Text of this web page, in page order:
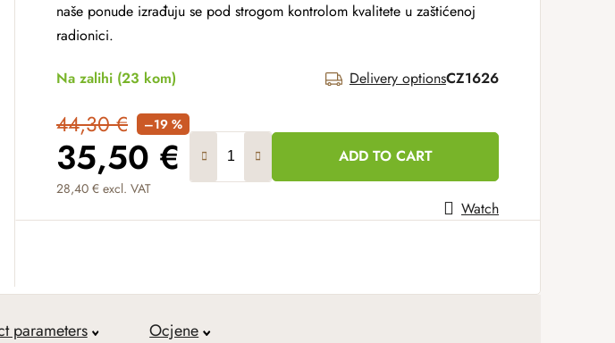
naše ponude izrađuju se pod strogom kontrolom kvalitete u zaštićenoj
radionici.
Na zalihi (23 kom) Delivery optionsCZ1626
44,30 € –19 %
35,50 €
28,40 € excl. VAT
Measure price:
ADD TO CART
Watch
parameters Ocjene